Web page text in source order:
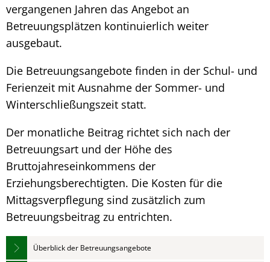
vergangenen Jahren das Angebot an
Betreuungsplätzen kontinuierlich weiter
ausgebaut.
Die Betreuungsangebote finden in der Schul- und
Ferienzeit mit Ausnahme der Sommer- und
Winterschließungszeit statt.
Der monatliche Beitrag richtet sich nach der
Betreuungsart und der Höhe des
Bruttojahreseinkommens der
Erziehungsberechtigten. Die Kosten für die
Mittagsverpflegung sind zusätzlich zum
Betreuungsbeitrag zu entrichten.
Überblick der Betreuungsangebote